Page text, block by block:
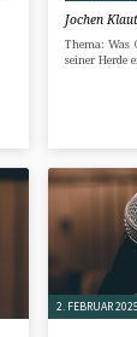
Jochen
Thema: Was
seiner Herde
2. FEBRUAR 2025